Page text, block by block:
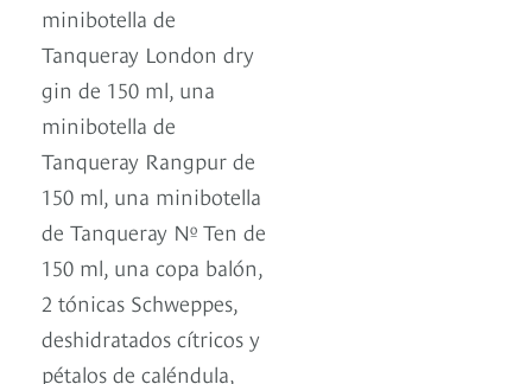
minibotella de
Tanqueray London dry
gin de 150 ml, una
minibotella de
Tanqueray Rangpur de
150 ml, una minibotella
de Tanqueray Nº Ten de
150 ml, una copa balón,
2 tónicas Schweppes,
deshidratados cítricos y
pétalos de caléndula,